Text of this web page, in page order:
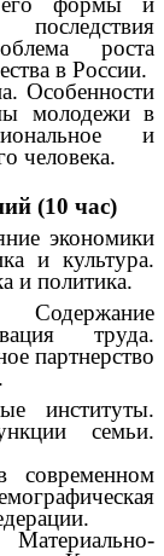
роста
в России.
Особенности
молодежи в
и
человека.
(10 час)
экономики
и культура.
и политика.
труда.
партнерство
институты.
семьи.
современном